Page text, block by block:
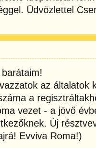
Üdvözlettel
az általatok
a
vezet - a jövő
Új
Evviva Roma!)